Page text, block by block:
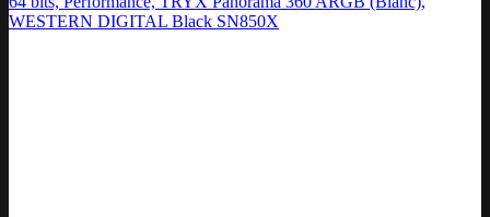
WESTERN DIGITAL Black SN850X